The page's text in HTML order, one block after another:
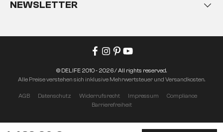
NEWSLETTER
AGB Datenschutz Widerrufsrecht Impressum
Compliance
Barrierefreiheit
© DELIFE 2010 - 2026 / All rights reserved.
Alle Preise verstehen sich inklusive Mehrwertsteuer und Versandkosten.